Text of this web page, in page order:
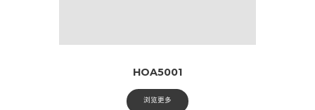
HOA5001
浏览更多